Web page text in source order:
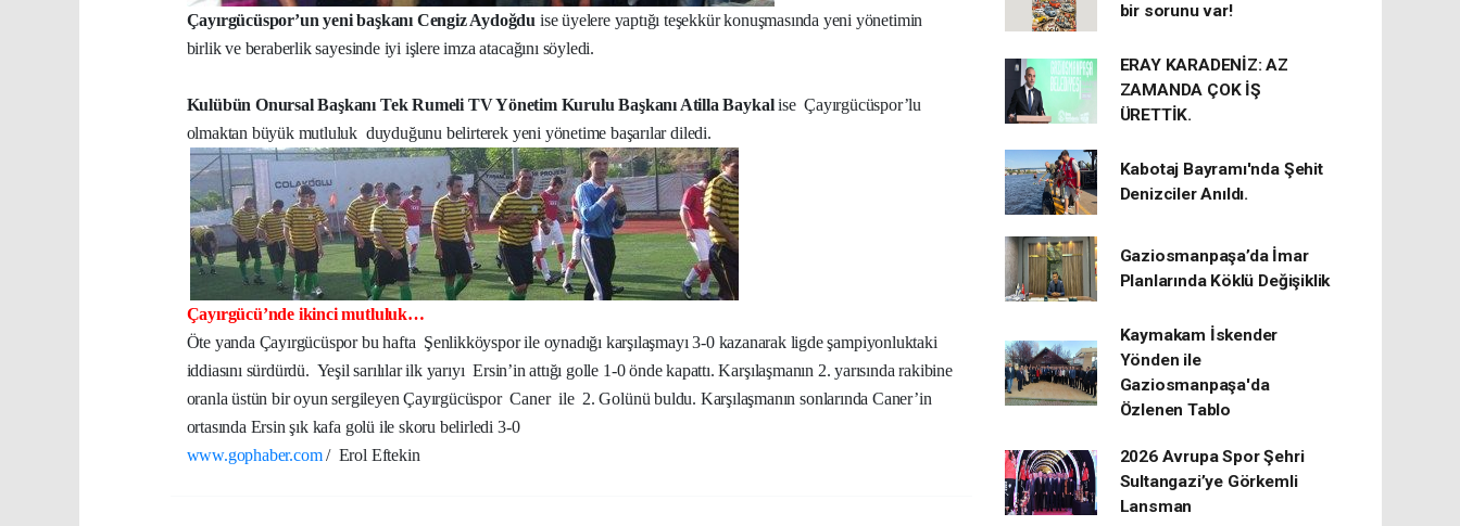
Çayırgücüspor’un yeni başkanı Cengiz Aydoğdu ise üyelere yaptığı teşekkür konuşmasında yeni yönetimin
birlik ve beraberlik sayesinde iyi işlere imza atacağını söyledi.
Kulübün Onursal Başkanı Tek Rumeli TV Yönetim Kurulu Başkanı Atilla Baykalise Çayırgücüspor’lu
olmaktan büyük mutluluk duyduğunu belirterek yeni yönetime başarılar diledi.
Çayırgücü’nde ikinci mutluluk…
Öte yanda Çayırgücüspor bu hafta Şenlikköyspor ile oynadığı karşılaşmayı 3-0 kazanarak ligde şampiyonluktaki
iddiasını sürdürdü. Yeşil sarılılar ilk yarıyı Ersin’in attığı golle 1-0 önde kapattı. Karşılaşmanın 2. yarısında rakibine
oranla üstün bir oyun sergileyen Çayırgücüspor Caner ile 2. Golünü buldu. Karşılaşmanın sonlarında Caner’in
ortasında Ersin şık kafa golü ile skoru belirledi 3-0
www.gophaber.com/ Erol Eftekin
bir sorunu var!
ERAY KARADENİZ: AZ
ZAMANDA ÇOK İŞ
ÜRETTİK.
Kabotaj Bayramı'nda Şehit
Denizciler Anıldı.
Gaziosmanpaşa’da İmar
Planlarında Köklü Değişiklik
Kaymakam İskender
Yönden ile
Gaziosmanpaşa'da
Özlenen Tablo
2026 Avrupa Spor Şehri
Sultangazi’ye Görkemli
Lansman